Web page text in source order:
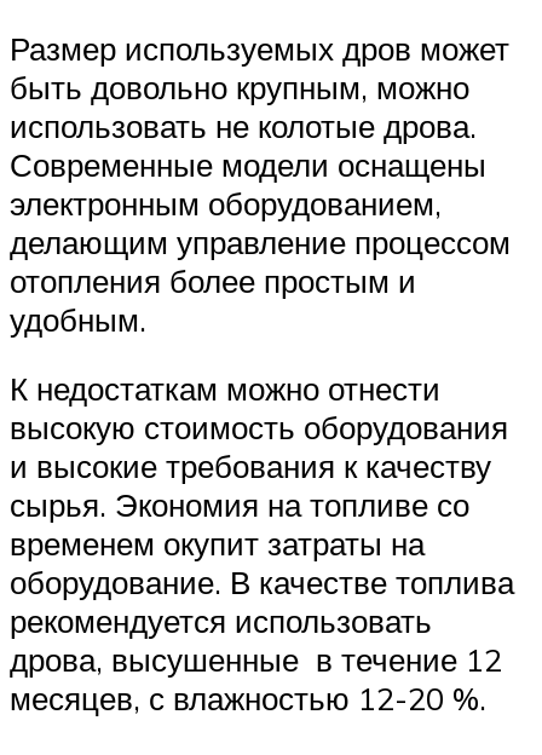
Размер используемых дров может
быть довольно крупным, можно
использовать не колотые дрова.
Современные модели оснащены
электронным оборудованием,
делающим управление процессом
отопления более простым и
удобным.
К недостаткам можно отнести
высокую стоимость оборудования
и высокие требования к качеству
сырья. Экономия на топливе со
временем окупит затраты на
оборудование. В качестве топлива
рекомендуется использовать
дрова, высушенные в течение 12
месяцев, с влажностью 12-20 %.